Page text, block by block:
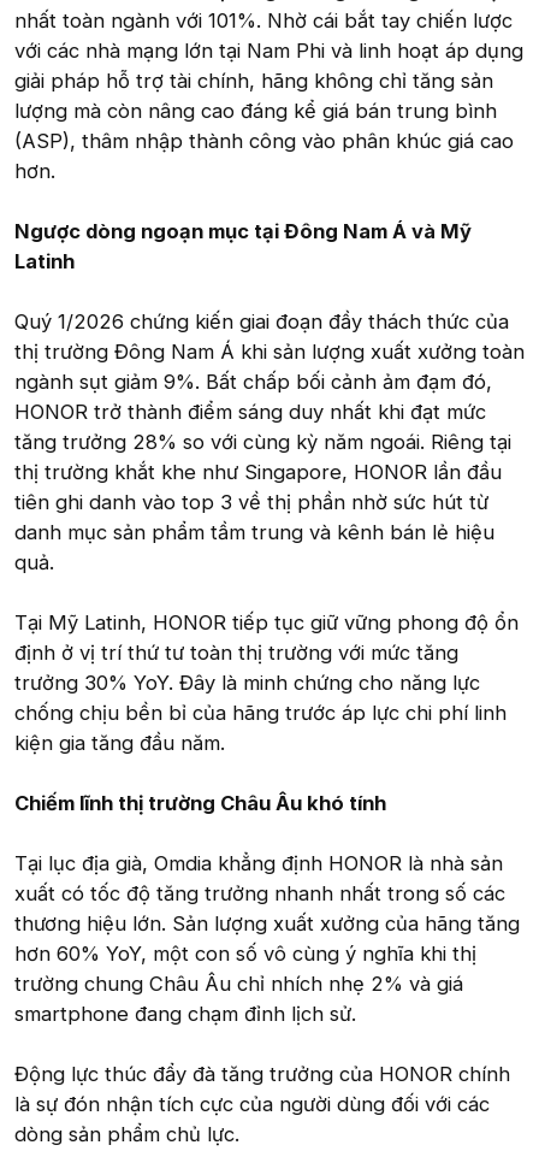
nhất toàn ngành với 101%. Nhờ cái bắt tay chiến lược
với các nhà mạng lớn tại Nam Phi và linh hoạt áp dụng
giải pháp hỗ trợ tài chính, hãng không chỉ tăng sản
lượng mà còn nâng cao đáng kể giá bán trung bình
(ASP), thâm nhập thành công vào phân khúc giá cao
hơn.
Ngược dòng ngoạn mục tại Đông Nam Á và Mỹ
Latinh
Quý 1/2026 chứng kiến giai đoạn đầy thách thức của
thị trường Đông Nam Á khi sản lượng xuất xưởng toàn
ngành sụt giảm 9%. Bất chấp bối cảnh ảm đạm đó,
HONOR trở thành điểm sáng duy nhất khi đạt mức
tăng trưởng 28% so với cùng kỳ năm ngoái. Riêng tại
thị trường khắt khe như Singapore, HONOR lần đầu
tiên ghi danh vào top 3 về thị phần nhờ sức hút từ
danh mục sản phẩm tầm trung và kênh bán lẻ hiệu
quả.
Tại Mỹ Latinh, HONOR tiếp tục giữ vững phong độ ổn
định ở vị trí thứ tư toàn thị trường với mức tăng
trưởng 30% YoY. Đây là minh chứng cho năng lực
chống chịu bền bỉ của hãng trước áp lực chi phí linh
kiện gia tăng đầu năm.
Chiếm lĩnh thị trường Châu Âu khó tính
Tại lục địa già, Omdia khẳng định HONOR là nhà sản
xuất có tốc độ tăng trưởng nhanh nhất trong số các
thương hiệu lớn. Sản lượng xuất xưởng của hãng tăng
hơn 60% YoY, một con số vô cùng ý nghĩa khi thị
trường chung Châu Âu chỉ nhích nhẹ 2% và giá
smartphone đang chạm đỉnh lịch sử.
Động lực thúc đẩy đà tăng trưởng của HONOR chính
là sự đón nhận tích cực của người dùng đối với các
dòng sản phẩm chủ lực.